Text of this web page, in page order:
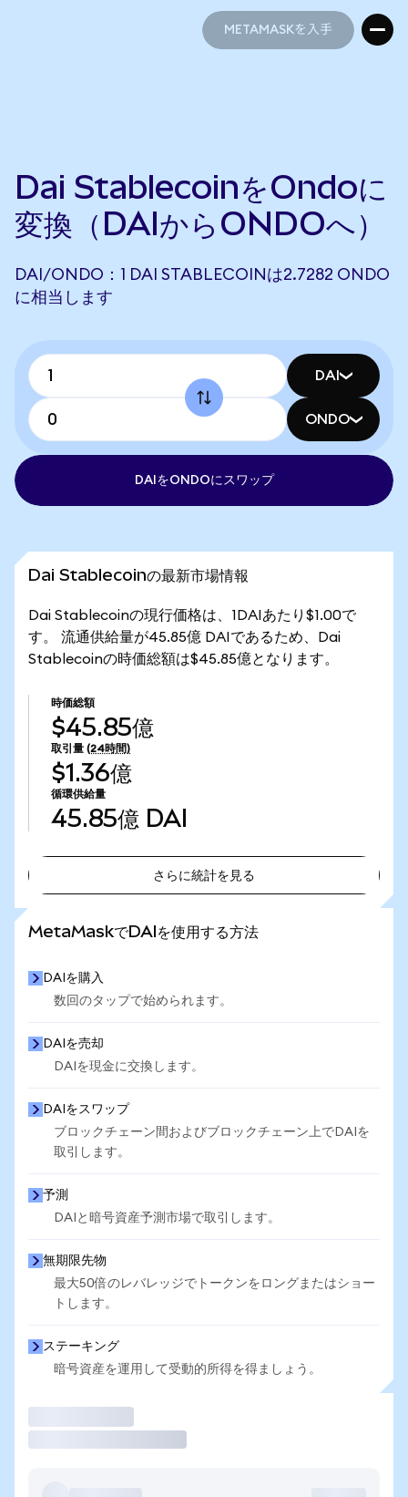
METAMASKを入手
Dai StablecoinをOndoに
変換（DAIからONDOへ）
DAI/ONDO：1 DAI STABLECOINは2.7282 ONDO
に相当します
DAI
ONDO
DAIをONDOにスワップ
Dai Stablecoinの最新市場情報
Dai Stablecoinの現行価格は、1DAIあたり$1.00で
す。 流通供給量が45.85億 DAIであるため、Dai
Stablecoinの時価総額は$45.85億となります。
時価総額
$45.85億
取引量 (24時間)
$1.36億
循環供給量
45.85億 DAI
さらに統計を見る
MetaMaskでDAIを使用する方法
DAIを購入
数回のタップで始められます。
DAIを売却
DAIを現金に交換します。
DAIをスワップ
ブロックチェーン間およびブロックチェーン上でDAIを
取引します。
予測
DAIと暗号資産予測市場で取引します。
無期限先物
最大50倍のレバレッジでトークンをロングまたはショー
トします。
ステーキング
暗号資産を運用して受動的所得を得ましょう。